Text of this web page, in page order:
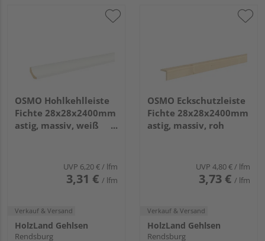
OSMO Hohlkehlleiste
Fichte 28x28x2400mm
astig, massiv, weiß
UVP 6,20 €/ lfm
3,31 € / lfm
Verkauf & Versand
HolzLand Gehlsen
Rendsburg
OSMO Eckschutzleiste
Fichte 28x28x2400mm
astig, massiv, roh
UVP 4,80 €/ lfm
3,73 € / lfm
Verkauf & Versand
HolzLand Gehlsen
Rendsburg